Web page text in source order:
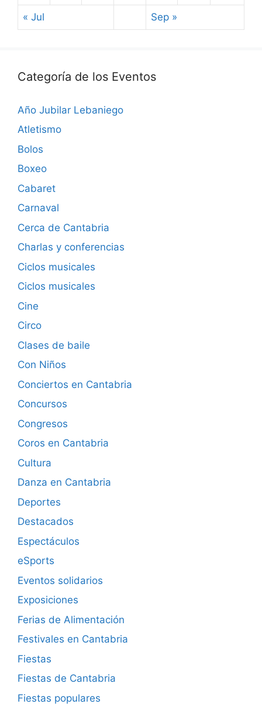
« Jul Sep »
Categoría de los Eventos
Año Jubilar Lebaniego
Atletismo
Bolos
Boxeo
Cabaret
Carnaval
Cerca de Cantabria
Charlas y conferencias
Ciclos musicales
Ciclos musicales
Cine
Circo
Clases de baile
Con Niños
Conciertos en Cantabria
Concursos
Congresos
Coros en Cantabria
Cultura
Danza en Cantabria
Deportes
Destacados
Espectáculos
eSports
Eventos solidarios
Exposiciones
Ferias de Alimentación
Festivales en Cantabria
Fiestas
Fiestas de Cantabria
Fiestas populares